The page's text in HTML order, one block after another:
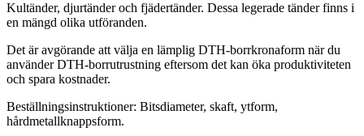
Kultänder, djurtänder och fjädertänder. Dessa legerade tänder finns i
en mängd olika utföranden.
Det är avgörande att välja en lämplig DTH-borrkronaform när du
använder DTH-borrutrustning eftersom det kan öka produktiviteten
och spara kostnader.
Beställningsinstruktioner: Bitsdiameter, skaft, ytform,
hårdmetallknappsform.